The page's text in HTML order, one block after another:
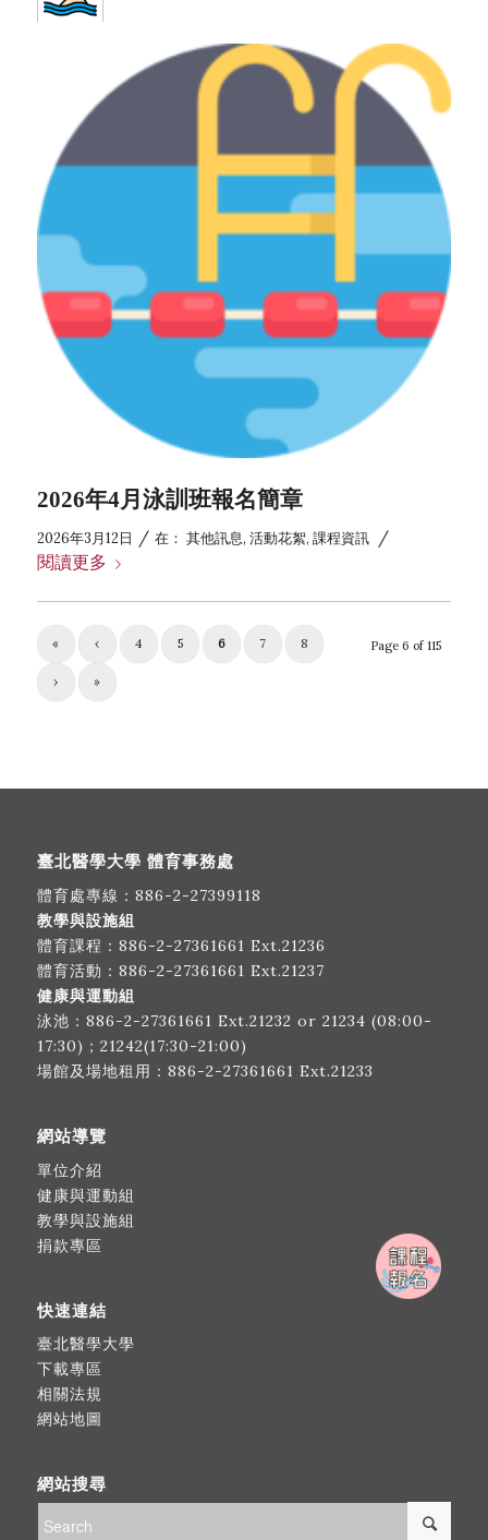
2026年5月15日
114學年度楓林運動競賽週秩序冊(田徑賽事、趣
味競賽賽程公告)
PM5:00止】
2026年4月23日
114學年度楓林運動競賽週田徑賽事、趣味競賽報
名資訊
2026年4月23日
【2026 國家地理路跑】交通管制道路及時間宣導
2026年4月10日
2026年4月泳訓班報名簡章
2026年3月12日 / 在： 其他訊息, 活動花絮, 課程資訊 /
閱讀更多
Page 6 of 115
« ‹ 4 5 6 7 8
› »
臺北醫學大學 體育事務處
體育處專線： 886-2-27399118
教學與設施組
體育課程： 886-2-27361661 Ext.21236
體育活動： 886-2-27361661 Ext.21237
健康與運動組
泳池： 886-2-27361661 Ext.21232 or 21234 (08:00-
17:30)；21242(17:30-21:00)
場館及場地租用： 886-2-27361661 Ext.21233
網站導覽
單位介紹
健康與運動組
教學與設施組
捐款專區
快速連結
臺北醫學大學
下載專區
相關法規
網站地圖
網站搜尋